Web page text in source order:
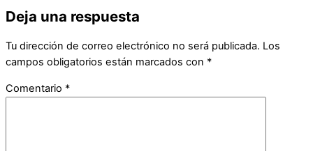
Deja una respuesta
Tu dirección de correo electrónico no será publicada. Los
campos obligatorios están marcados con *
Comentario *